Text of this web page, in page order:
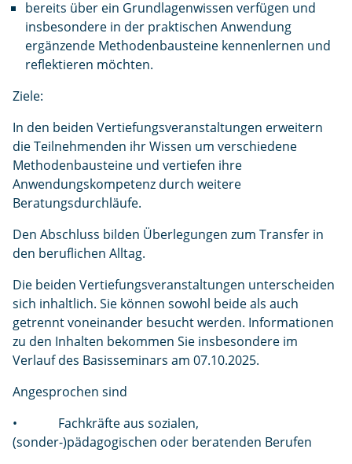
bereits über ein Grundlagenwissen verfügen und
insbesondere in der praktischen Anwendung
ergänzende Methodenbausteine kennenlernen und
reflektieren möchten.
Ziele:
In den beiden Vertiefungsveranstaltungen erweitern
die Teilnehmenden ihr Wissen um verschiedene
Methodenbausteine und vertiefen ihre
Anwendungskompetenz durch weitere
Beratungsdurchläufe.
Den Abschluss bilden Überlegungen zum Transfer in
den beruflichen Alltag.
Die beiden Vertiefungsveranstaltungen unterscheiden
sich inhaltlich. Sie können sowohl beide als auch
getrennt voneinander besucht werden. Informationen
zu den Inhalten bekommen Sie insbesondere im
Verlauf des Basisseminars am 07.10.2025.
Angesprochen sind
• Fachkräfte aus sozialen,
(sonder-)pädagogischen oder beratenden Berufen